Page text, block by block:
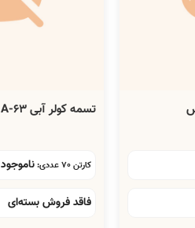
تسمه کولر آبی A-63 تکنو پارس
کارتن 70 عددی: ناموجود
فاقد فروش بسته‌ای